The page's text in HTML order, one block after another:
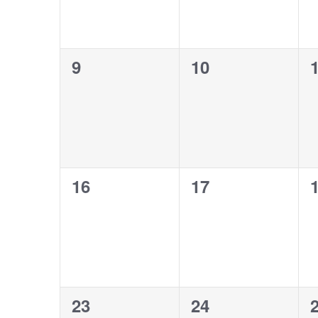
0
9
0
10
0
0
16
0
17
0
0
23
0
24
0